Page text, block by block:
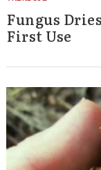
Fungus
First Use